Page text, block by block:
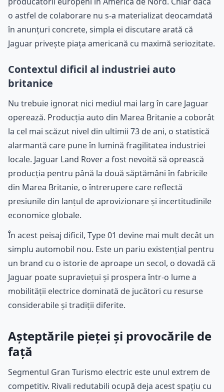
o astfel de colaborare nu s-a materializat deocamdată
în anunțuri concrete, simpla ei discutare arată că
Jaguar privește piața americană cu maximă seriozitate.
Contextul dificil al industriei auto
britanice
Nu trebuie ignorat nici mediul mai larg în care Jaguar
operează. Producția auto din Marea Britanie a coborât
la cel mai scăzut nivel din ultimii 73 de ani, o statistică
alarmantă care pune în lumină fragilitatea industriei
locale. Jaguar Land Rover a fost nevoită să oprească
producția pentru până la două săptămâni în fabricile
din Marea Britanie, o întrerupere care reflectă
presiunile din lanțul de aprovizionare și incertitudinile
economice globale.
În acest peisaj dificil, Type 01 devine mai mult decât un
simplu automobil nou. Este un pariu existențial pentru
un brand cu o istorie de aproape un secol, o dovadă că
Jaguar poate supraviețui și prospera într-o lume a
mobilității electrice dominată de jucători cu resurse
considerabile și tradiții diferite.
Așteptările pieței și provocările de
față
Segmentul Gran Turismo electric este unul extrem de
competitiv. Rivali redutabili ocupă deja acest spațiu cu